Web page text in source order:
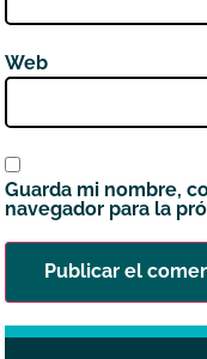
Web
Guarda mi nombre,
navegador para la